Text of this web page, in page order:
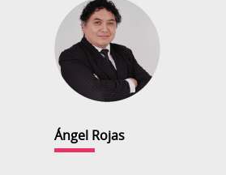
Ángel Rojas